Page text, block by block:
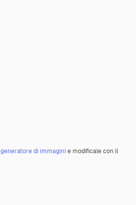
generatore di immagini e modificale con il